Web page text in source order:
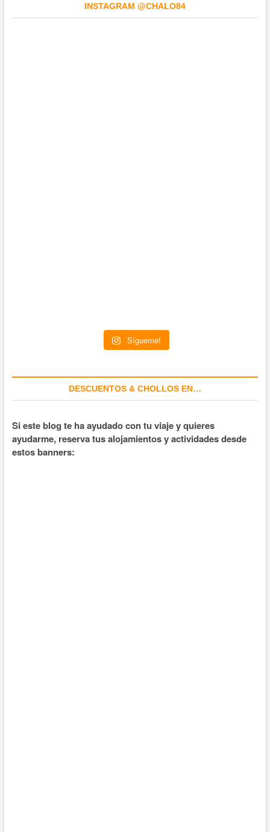
INSTAGRAM @CHALO84
Sígueme!
DESCUENTOS & CHOLLOS EN…
Si este blog te ha ayudado con tu viaje y quieres
ayudarme, reserva tus alojamientos y actividades desde
estos banners: